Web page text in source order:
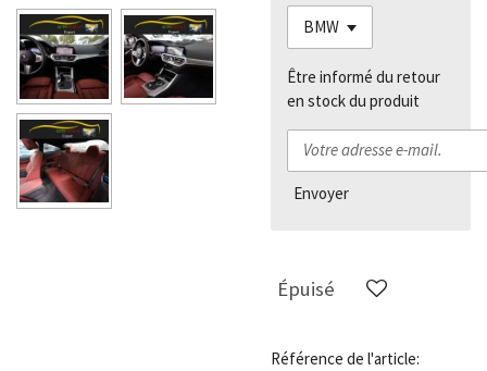
Être informé du retour
en stock du produit
Envoyer
Épuisé
Référence de l'article: